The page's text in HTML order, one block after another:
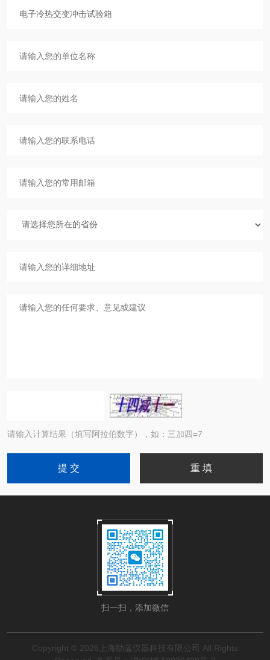
请输入计算结果（填写阿拉伯数字），如：三加四=7
扫一扫，添加微信
Copyright © 2026上海助蓝仪器科技有限公司 All Rights